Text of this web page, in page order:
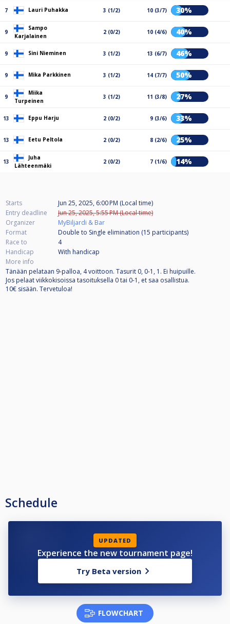
7 Lauri Puhakka 3 (1/2) 10 (3/7) 30%
9
Sampo
Karjalainen
2 (0/2) 10 (4/6) 40%
9 Sini Nieminen 3 (1/2) 13 (6/7) 46%
9 Mika Parkkinen 3 (1/2) 14 (7/7) 50%
9
Miika
Turpeinen
3 (1/2) 11 (3/8) 27%
13 Eppu Harju 2 (0/2) 9 (3/6) 33%
13 Eetu Peltola 2 (0/2) 8 (2/6) 25%
13
Juha
Lähteenmäki
2 (0/2) 7 (1/6) 14%
Starts
Jun 25, 2025, 6:00 PM (Local time)
Entry deadline
Jun 25, 2025, 5:55 PM (Local time)
Organizer
MyBiljardi & Bar
Format
Double to Single elimination (15 participants)
Race to
4
Handicap
With handicap
More info
Tänään pelataan 9-palloa, 4 voittoon. Tasurit 0, 0-1, 1. Ei huipuille.
Jos pelaat viikkokisoissa tasoituksella 0 tai 0-1, et saa osallistua.
10€ sisään. Tervetuloa!
Schedule
UPDATED
Experience the new tournament page!
Try Beta version
FLOWCHART